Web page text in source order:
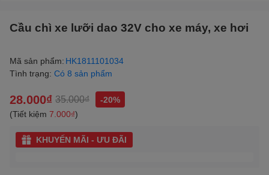
Cầu chì xe lưỡi dao 32V cho xe máy, xe hơi
Mã sản phẩm: HK1811101034
Tình trạng: Có 8 sản phẩm
28.000₫ 35.000₫
-20%
(Tiết kiệm 7.000₫)
KHUYẾN MÃI - ƯU ĐÃI